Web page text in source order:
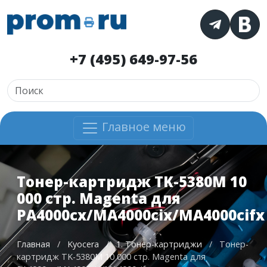
+7 (495) 649-97-56
Главное меню
Тонер-картридж TK-5380M 10
000 стр. Magenta для
PA4000cx/MA4000cix/MA4000cifx
Главная / Kyocera / 1. Тонер-картриджи /
Тонер-
картридж TK-5380M 10 000 стр. Magenta для